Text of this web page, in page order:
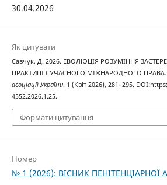
30.04.2026
Як цитувати
Савчук, Д. 2026. ЕВОЛЮЦІЯ РОЗУМІННЯ
ПРАКТИЦІ СУЧАСНОГО МІЖНАРОДНОГО ПРАВА.
асоціації України. 1 (Квіт 2026), 281–295.
4552.2026.1.25.
Формати цитування
Номер
№ 1 (2026): ВІСНИК ПЕНІТЕНЦІАРНОЇ